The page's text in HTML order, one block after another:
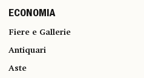
ECONOMIA
Fiere e Gallerie
Antiquari
Aste